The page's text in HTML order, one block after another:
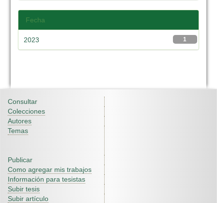
Fecha
1
2023
Consultar
Colecciones
Autores
Temas
Publicar
Como agregar mis trabajos
Información para tesistas
Subir tesis
Subir artículo